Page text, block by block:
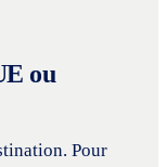
ou
Pour